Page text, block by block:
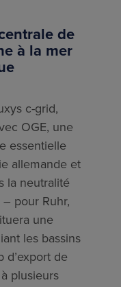
de
à la mer
c-grid,
OGE, une
essentielle
allemande et
la neutralité
pour Ruhr,
une
les bassins
d’export de
plusieurs